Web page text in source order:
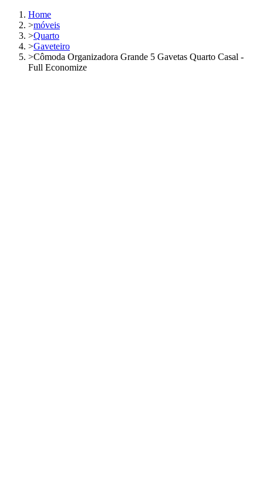
Home
>móveis
>Quarto
>Gaveteiro
>Cômoda Organizadora Grande 5 Gavetas Quarto Casal -
Full Economize